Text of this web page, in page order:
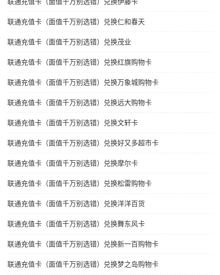
联通充值卡（面值千万别选错）兑换仁和春天
联通充值卡（面值千万别选错）兑换茂业
联通充值卡（面值千万别选错）兑换红旗购物卡
联通充值卡（面值千万别选错）兑换万象城购物卡
联通充值卡（面值千万别选错）兑换远大购物卡
联通充值卡（面值千万别选错）兑换文轩卡
联通充值卡（面值千万别选错）兑换好又多超市卡
联通充值卡（面值千万别选错）兑换摩尔卡
联通充值卡（面值千万别选错）兑换松雷购物卡
联通充值卡（面值千万别选错）兑换洋洋百货
联通充值卡（面值千万别选错）兑换舞东风卡
联通充值卡（面值千万别选错）兑换新一百购物卡
联通充值卡（面值千万别选错）兑换梦之岛购物卡